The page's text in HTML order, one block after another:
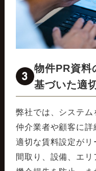
3
物件PR資料
基づいた適
弊社では、システム
仲介業者や顧客に詳
適切な賃料設定が
間取り、設備、エ